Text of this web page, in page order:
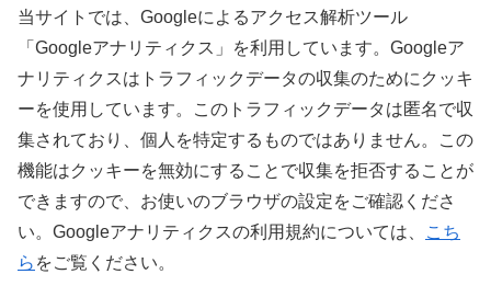
当サイトでは、Googleによるアクセス解析ツール
「Googleアナリティクス」を利用しています。Googleア
ナリティクスはトラフィックデータの収集のためにクッキ
ーを使用しています。このトラフィックデータは匿名で収
集されており、個人を特定するものではありません。この
機能はクッキーを無効にすることで収集を拒否することが
できますので、お使いのブラウザの設定をご確認くださ
い。Googleアナリティクスの利用規約については、
こち
ら をご覧ください。